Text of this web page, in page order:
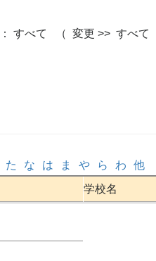
： すべて （ 変更 >> すべて
た な は ま や ら わ
他
学校名